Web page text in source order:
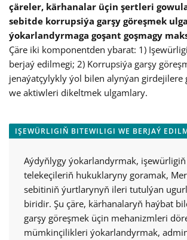
çäreler, kärhanalar üçin şertleri
sebitde korrupsiýa garşy göreşmek
ýokarlandyrmaga goşant goşmagy
Çäre iki komponentden ybarat: 1)
berjaý edilmegi; 2) Korrupsiýa garşy
jenaýatçylykly ýol bilen alynýan girdejilere
we aktiwleri dikeltmek ulgamlary.
IŞEWÜRLIGIŇ BITEWILIGI WE BERJAÝ
Aýdyňlygy ýokarlandyrmak,
telekeçileriň hukuklaryny goramak,
sebitiniň ýurtlarynyň ileri tutulýan
biridir. Şu çäre, kärhanalaryň haýbat
garşy göreşmek üçin mehanizmleri
mümkinçilikleri ýokarlandyrmak,